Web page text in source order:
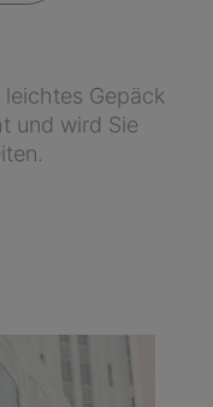
Gepäck
und wird Sie